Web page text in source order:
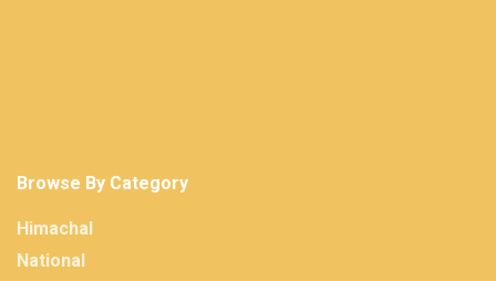
Browse By Category
Himachal
National